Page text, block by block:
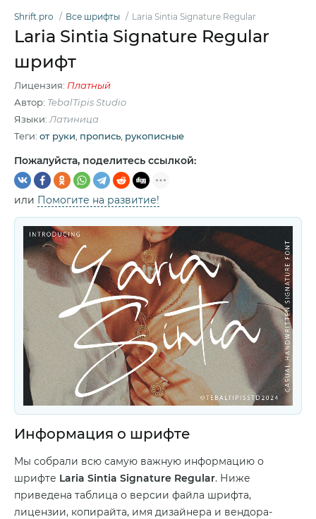
Shrift.pro Все шрифты Laria Sintia Signature Regular
Laria Sintia Signature Regular
шрифт
Лицензия: Платный
Автор: TebalTipis Studio
Языки: Латиница
Теги: от руки пропись рукописные
Пожалуйста, поделитесь ссылкой:
или Помогите на развитие!
Информация о шрифте
Мы собрали всю самую важную информацию о
шрифте Laria Sintia Signature Regular. Ниже
приведена таблица о версии файла шрифта,
лицензии, копирайта, имя дизайнера и вендора-